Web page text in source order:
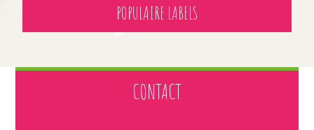
POPULAIRE LABELS
CONTACT